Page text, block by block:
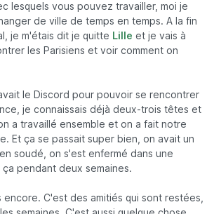
lesquels vous pouvez travailler, moi je
de ville de temps en temps. A la fin
je m'étais dit je quitte Lille et je vais à
les Parisiens et voir comment on
le Discord pour pouvoir se rencontrer
je connaissais déjà deux-trois têtes et
a travaillé ensemble et on a fait notre
Et ça se passait super bien, on avait un
soudé, on s'est enfermé dans une
pendant deux semaines.
encore. C'est des amitiés qui sont restées,